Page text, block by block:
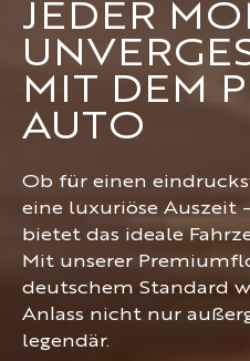
JEDER
MIT DEM
AUTO
Ob für einen
eine luxuriöse Auszeit
bietet das ideale
Mit unserer
deutschem Standard
Anlass nicht nur
legendär.